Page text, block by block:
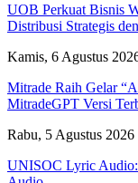
UOB Perkuat Bisnis
Distribusi Strategis
Kamis, 6 Agustus
Mitrade Raih Gelar
MitradeGPT Versi
Rabu, 5 Agustus
UNISOC Lyric Audio: